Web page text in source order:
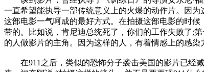
一直希望能执导一部传统意义上的火爆的动作片。因
这部电影一气呵成的最好方式。在拍摄这部电影的时
带的。比如说，肯尼迪总统死了，你们的工作失败了;
的人做影片的主角。因为这样的人，有着情感上的感
在911之后，类似的恐怖分子袭击美国的影片已经减